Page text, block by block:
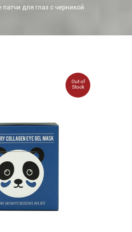
патчи для глаз с черникой
Out of
Stock